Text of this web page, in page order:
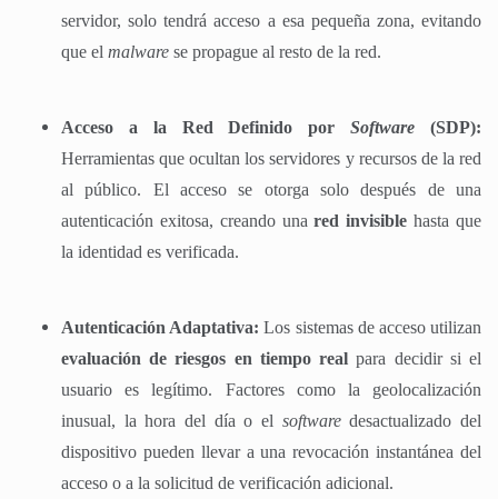
servidor, solo tendrá acceso a esa pequeña zona, evitando
que el malware se propague al resto de la red.
Acceso a la Red Definido porSoftware (SDP):
Herramientas que ocultan los servidores y recursos de la red
al público. El acceso se otorga solo después de una
autenticación exitosa, creando unared invisible hasta que
la identidad es verificada.
Autenticación Adaptativa: Los sistemas de acceso utilizan
evaluación de riesgos en tiempo real para decidir si el
usuario es legítimo. Factores como la geolocalización
inusual, la hora del día o el softwaredesactualizado del
dispositivo pueden llevar a una revocación instantánea del
acceso o a la solicitud de verificación adicional.